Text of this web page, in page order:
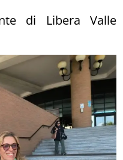
di Libera Valle